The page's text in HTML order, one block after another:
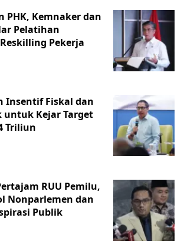
PHK, Kemnaker dan
Pelatihan
Pekerja
Insentif Fiskal dan
untuk Kejar Target
Triliun
RUU Pemilu,
Nonparlemen dan
Publik